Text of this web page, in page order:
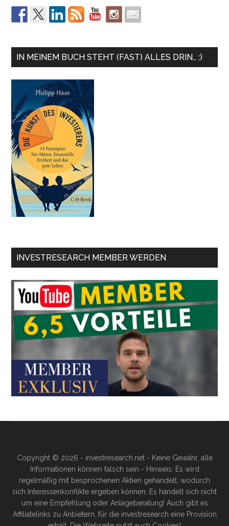
IN MEINEM BUCH STEHT (FAST) ALLES DRIN… ;)
INVESTRESEARCH MEMBER WERDEN
Copyright © 2026 - investresearch.net - Keine Gewähr, alle
Informationen können falsch sein - Hinweis: Es wird
regelmäßig mit besprochenen Aktien gehandelt, wodurch
sich Interessenkonflikte ergeben können. Es handelt sich nicht
um eine Empfehlung oder Anlageberatung! Auch gibt es
Affiliatelinks zu Anbietern, für die investresearch eine Provision